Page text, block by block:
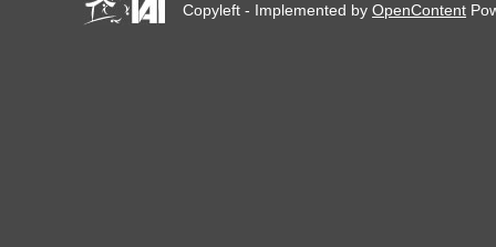
Copyleft - Implemented byOpenContent